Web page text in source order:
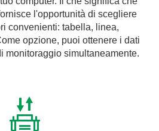
l'opportunità di scegliere
convenienti: tabella, linea,
opzione, puoi ottenere i dati
monitoraggio simultaneamente.